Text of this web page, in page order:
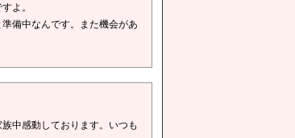
よ。
備中なんです。また機会があ
中感動しております。いつも